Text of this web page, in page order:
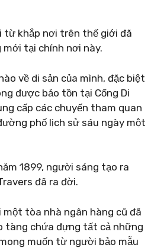
từ khắp nơi trên thế giới đã
mới tại chính nơi này.
về di sản của mình, đặc biệt
được bảo tồn tại Cổng Di
cấp các chuyến tham quan
phố lịch sử sáu ngày một
1899, người sáng tạo ra
đã ra đời.
một tòa nhà ngân hàng cũ đã
tàng chứa đựng tất cả những
muốn từ người bảo mẫu